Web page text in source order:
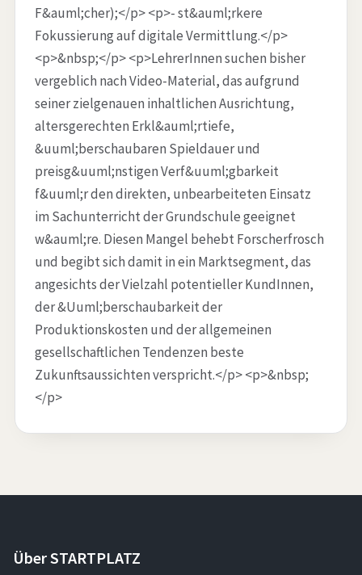
F&auml;cher);</p> <p>- st&auml;rkere
Fokussierung auf digitale Vermittlung.</p>
<p>&nbsp;</p> <p>LehrerInnen suchen bisher
vergeblich nach Video-Material, das aufgrund
seiner zielgenauen inhaltlichen Ausrichtung,
altersgerechten Erkl&auml;rtiefe,
&uuml;berschaubaren Spieldauer und
preisg&uuml;nstigen Verf&uuml;gbarkeit
f&uuml;r den direkten, unbearbeiteten Einsatz
im Sachunterricht der Grundschule geeignet
w&auml;re. Diesen Mangel behebt Forscherfrosch
und begibt sich damit in ein Marktsegment, das
angesichts der Vielzahl potentieller KundInnen,
der &Uuml;berschaubarkeit der
Produktionskosten und der allgemeinen
gesellschaftlichen Tendenzen beste
Zukunftsaussichten verspricht.</p> <p>&nbsp;
</p>
Über STARTPLATZ